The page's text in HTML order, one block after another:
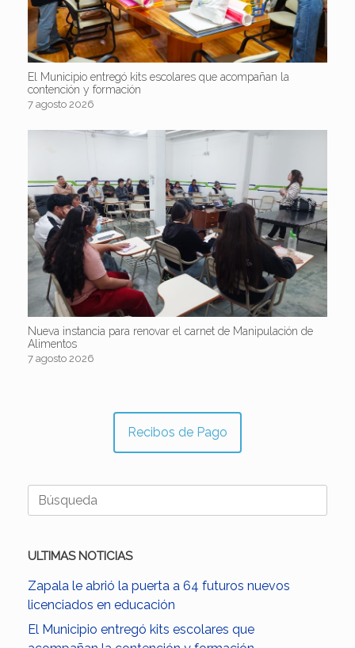
El Municipio entregó kits escolares que acompañan la
contención y formación
7 agosto 2026
Nueva instancia para renovar el carnet de Manipulación de
Alimentos
7 agosto 2026
Recibos de Pago
Buscar:
ULTIMAS NOTICIAS
Zapala le abrió la puerta a 64 futuros nuevos
licenciados en educación
El Municipio entregó kits escolares que